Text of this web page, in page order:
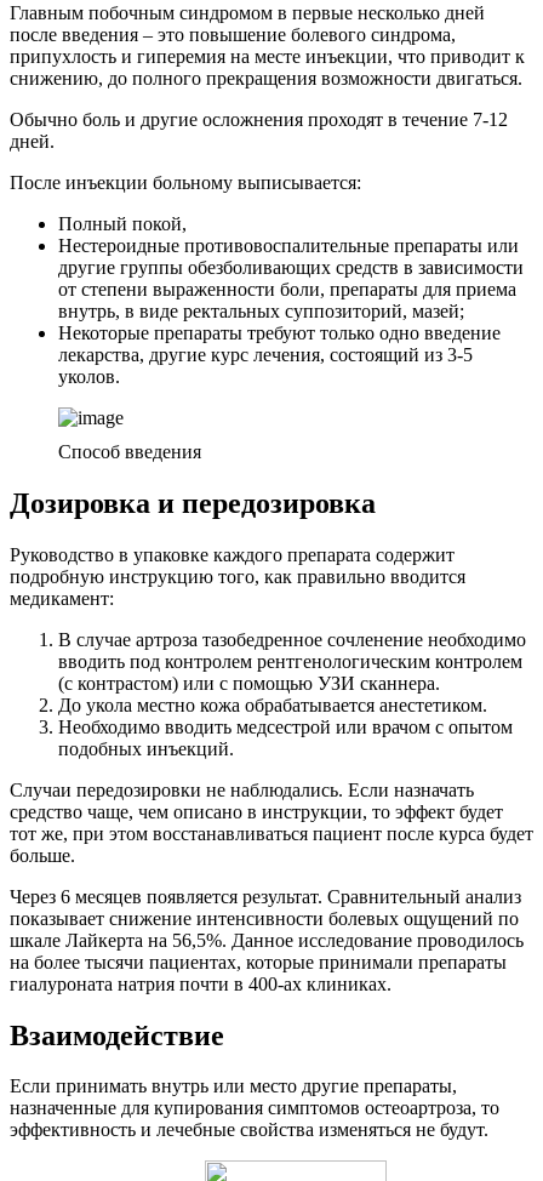
Главным побочным синдромом в первые несколько дней
после введения – это повышение болевого синдрома,
припухлость и гиперемия на месте инъекции, что приводит к
снижению, до полного прекращения возможности двигаться.
Обычно боль и другие осложнения проходят в течение 7-12
дней.
После инъекции больному выписывается:
Полный покой,
Нестероидные противовоспалительные препараты или
другие группы обезболивающих средств в зависимости
от степени выраженности боли, препараты для приема
внутрь, в виде ректальных суппозиторий, мазей;
Некоторые препараты требуют только одно введение
лекарства, другие курс лечения, состоящий из 3-5
уколов.
Способ введения
Дозировка и передозировка
Руководство в упаковке каждого препарата содержит
подробную инструкцию того, как правильно вводится
медикамент:
В случае артроза тазобедренное сочленение необходимо
вводить под контролем рентгенологическим контролем
(с контрастом) или с помощью УЗИ сканнера.
До укола местно кожа обрабатывается анестетиком.
Необходимо вводить медсестрой или врачом с опытом
подобных инъекций.
Случаи передозировки не наблюдались. Если назначать
средство чаще, чем описано в инструкции, то эффект будет
тот же, при этом восстанавливаться пациент после курса будет
больше.
Через 6 месяцев появляется результат. Сравнительный анализ
показывает снижение интенсивности болевых ощущений по
шкале Лайкерта на 56,5%. Данное исследование проводилось
на более тысячи пациентах, которые принимали препараты
гиалуроната натрия почти в 400-ах клиниках.
Взаимодействие
Если принимать внутрь или место другие препараты,
назначенные для купирования симптомов остеоартроза, то
эффективность и лечебные свойства изменяться не будут.